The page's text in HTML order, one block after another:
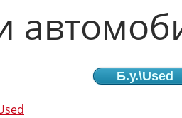
Б.у.\Used